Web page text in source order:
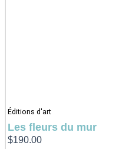
Éditions d'art
Les fleurs du mur
$190.00